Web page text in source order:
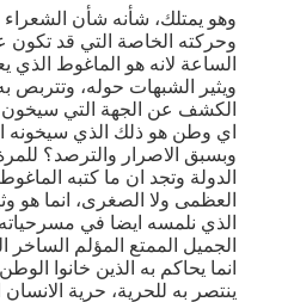
وهو يمتلك، شأنه شأن
وحركته الخاصة التي قد
الساعة لانه هو الماغوط الذي
ويثير الشبهات حوله، وتتربص
الكشف عن الجهة التي سيخون
اي وطن هو ذلك الذي سيخونه
وبسبق الاصرار والترصد؟
الدولة وتجد ان ما كتبه
العظمى ولا الصغرى، انما هو
الذي نلمسه ايضا في
الجميل الممتع المؤلم
انما يحاكم به الذين خانوا
ينتصر به للحرية، حرية الانسان